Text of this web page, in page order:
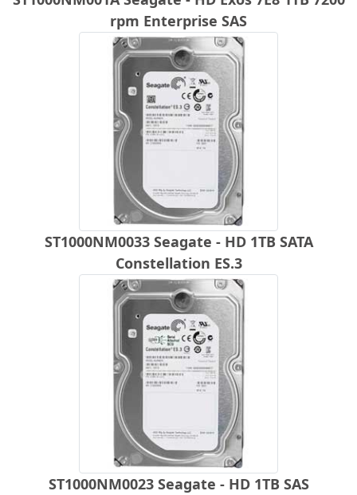
rpm Enterprise SAS
ST1000NM0033 Seagate - HD 1TB SATA
Constellation ES.3
ST1000NM0023 Seagate - HD 1TB SAS